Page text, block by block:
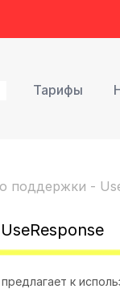
Тарифы
поддержки -
предлагает к